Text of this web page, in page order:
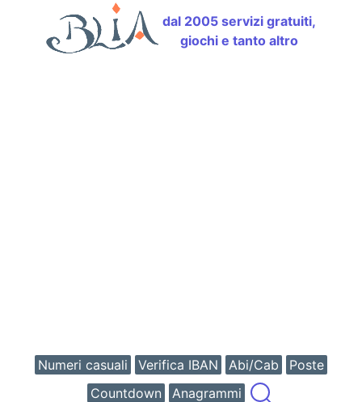
dal 2005 servizi gratuiti,
giochi e tanto altro
Numeri casuali Verifica IBAN Abi/Cab
Poste
Countdown
Anagrammi